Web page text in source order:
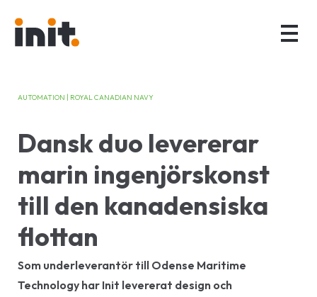
AUTOMATION | ROYAL CANADIAN NAVY
Dansk duo levererar
marin ingenjörskonst
till den kanadensiska
flottan
Som underleverantör till Odense Maritime
Technology har Init levererat design och